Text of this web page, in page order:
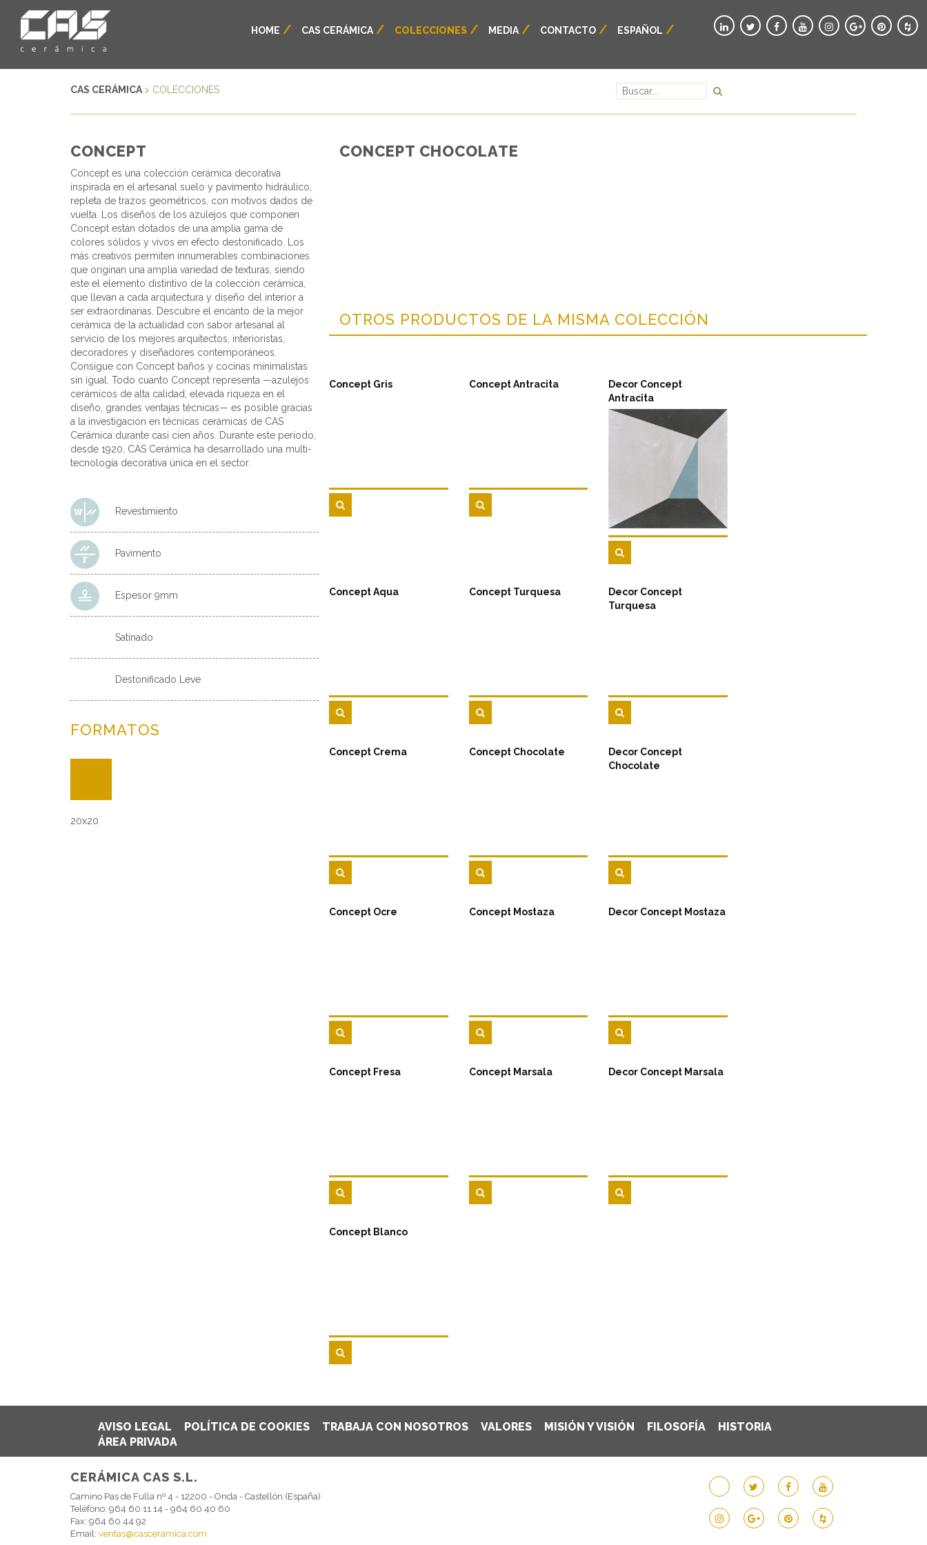
HOME CAS CERÁMICA COLECCIONES MEDIA CONTACTO ESPAÑOL
CAS CERÁMICA > COLECCIONES
CONCEPT
Concept es una colección cerámica decorativa
inspirada en el artesanal suelo y pavimento hidráulico,
repleta de trazos geométricos, con motivos dados de
vuelta. Los diseños de los azulejos que componen
Concept están dotados de una amplia gama de
colores sólidos y vivos en efecto destonificado. Los
más creativos permiten innumerables combinaciones
que originan una amplia variedad de texturas, siendo
este el elemento distintivo de la colección cerámica,
que llevan a cada arquitectura y diseño del interior a
ser extraordinarias. Descubre el encanto de la mejor
cerámica de la actualidad con sabor artesanal al
servicio de los mejores arquitectos, interioristas,
decoradores y diseñadores contemporáneos.
Consigue con Concept baños y cocinas minimalistas
sin igual. Todo cuanto Concept representa —azulejos
cerámicos de alta calidad, elevada riqueza en el
diseño, grandes ventajas técnicas— es posible gracias
a la investigación en técnicas cerámicas de CAS
Cerámica durante casi cien años. Durante este período,
desde 1920, CAS Cerámica ha desarrollado una multi-
tecnología decorativa única en el sector.
Revestimiento
Pavimento
Espesor 9mm
Satinado
Destonificado Leve
FORMATOS
20x20
CONCEPT CHOCOLATE
OTROS PRODUCTOS DE LA MISMA COLECCIÓN
Concept Gris Concept Antracita
Decor Concept
Antracita
Concept Aqua Concept Turquesa
Decor Concept
Turquesa
Concept Crema Concept Chocolate
Decor Concept
Chocolate
Concept Ocre Concept Mostaza Decor Concept Mostaza
Concept Fresa Concept Marsala Decor Concept Marsala
Concept Blanco
AVISO LEGAL POLÍTICA DE COOKIES TRABAJA CON NOSOTROS VALORES MISIÓN Y VISIÓN FILOSOFÍA
HISTORIA
ÁREA PRIVADA
CERÁMICA CAS S.L.
Camino Pas de Fulla nº 4 - 12200 - Onda - Castellón (España)
Teléfono: 964 60 11 14 - 964 60 40 60
Fax: 964 60 44 92
Email: ventas@casceramica.com